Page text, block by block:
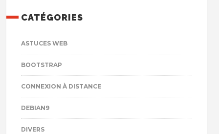
CATÉGORIES
ASTUCES WEB
BOOTSTRAP
CONNEXION À DISTANCE
DEBIAN9
DIVERS